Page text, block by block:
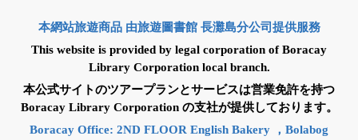
本網站旅遊商品 由旅遊圖書館 長灘島分公司提供服務
This website is provided by legal corporation of Boracay
Library Corporation local branch.
本公式サイトのツアープランとサービスは営業免許を持つ
Boracay Library Corporation の支社が提供しております。
Boracay Office: 2ND FLOOR English Bakery ，Bolabog